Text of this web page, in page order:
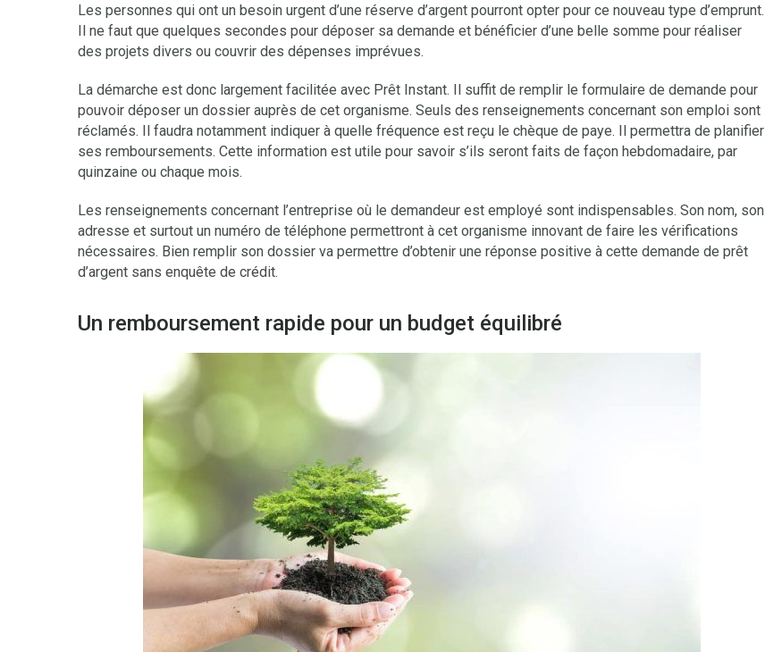
Les personnes qui ont un besoin urgent d’une réserve d’argent pourront opter pour ce nouveau type d’emprunt.
Il ne faut que quelques secondes pour déposer sa demande et bénéficier d’une belle somme pour réaliser
des projets divers ou couvrir des dépenses imprévues.
La démarche est donc largement facilitée avec Prêt Instant. Il suffit de remplir le formulaire de demande pour
pouvoir déposer un dossier auprès de cet organisme. Seuls des renseignements concernant son emploi sont
réclamés. Il faudra notamment indiquer à quelle fréquence est reçu le chèque de paye. Il permettra de planifier
ses remboursements. Cette information est utile pour savoir s’ils seront faits de façon hebdomadaire, par
quinzaine ou chaque mois.
Les renseignements concernant l’entreprise où le demandeur est employé sont indispensables. Son nom, son
adresse et surtout un numéro de téléphone permettront à cet organisme innovant de faire les vérifications
nécessaires. Bien remplir son dossier va permettre d’obtenir une réponse positive à cette demande de prêt
d’argent sans enquête de crédit.
Un remboursement rapide pour un budget équilibré